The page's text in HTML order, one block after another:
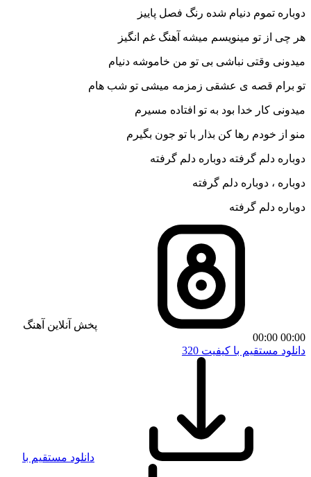
دوباره تموم دنیام شده رنگ فصل پاییز
هر چی از تو مینویسم میشه آهنگ غم انگیز
میدونی وقتی نباشی بی تو من خاموشه دنیام
تو برام قصه ی عشقی زمزمه میشی تو شب هام
میدونی کار خدا بود به تو افتاده مسیرم
منو از خودم رها کن بذار با تو جون بگیرم
دوباره دلم گرفته دوباره دلم گرفته
دوباره ، دوباره دلم گرفته
دوباره دلم گرفته
پخش آنلاین آهنگ
00:00
00:00
دانلود مستقیم با کیفیت 320
دانلود مستقیم با